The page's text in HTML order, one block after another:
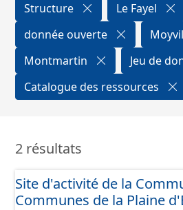
Structure
Le Fayel
donnée ouverte
Montmartin
Jeu de
Catalogue des ressources
2 résultats
Site d'activité de la
Communes de la Plaine